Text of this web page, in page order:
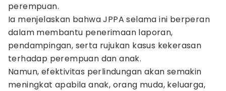
perempuan.
Ia menjelaskan bahwa JPPA selama ini berperan
dalam membantu penerimaan laporan,
pendampingan, serta rujukan kasus kekerasan
terhadap perempuan dan anak.
Namun, efektivitas perlindungan akan semakin
meningkat apabila anak, orang muda, keluarga,